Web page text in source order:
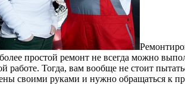
простой ремонт не всегда можно
работе. Тогда, вам вообще не стоит
своими руками и нужно обращаться к